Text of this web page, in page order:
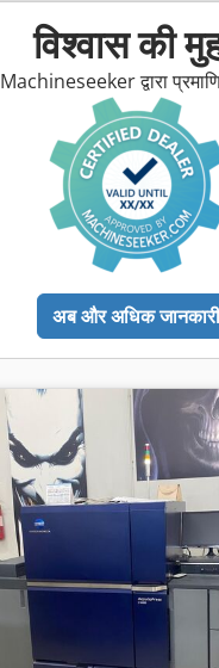
विश्वास की
Machineseeker द्वारा
अब और अधिक